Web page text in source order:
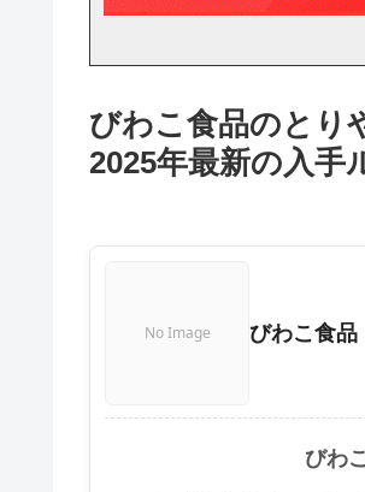
びわこ食品のとり
2025年最新の入手
No Image びわこ食品
びわ